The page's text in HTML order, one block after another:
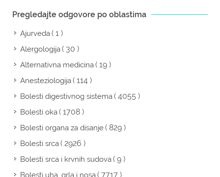
Pregledajte odgovore po oblastima
Ajurveda( 1 )
Alergologija( 30 )
Alternativna medicina( 19 )
Anesteziologija( 114 )
Bolesti digestivnog sistema( 4055 )
Bolesti oka( 1708 )
Bolesti organa za disanje( 829 )
Bolesti srca( 2926 )
Bolesti srca i krvnih sudova( 9 )
Bolesti uha, grla i nosa ( 7717 )